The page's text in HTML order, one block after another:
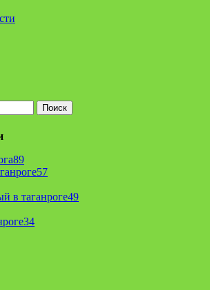
89
57
в таганроге49
34